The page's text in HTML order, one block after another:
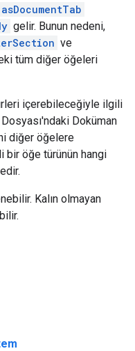
asDocumentTab
gelir. Bunun nedeni,
ve
tüm diğer öğeleri
içerebileceğiyle ilgili
Doküman
diğer öğelere
bir öğe türünün hangi
Kalın olmayan